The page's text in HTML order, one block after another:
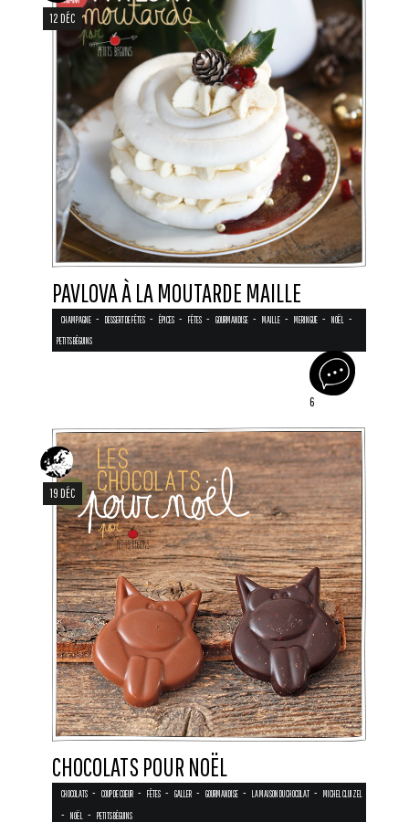
12 DÉC
PAVLOVA À LA MOUTARDE MAILLE
CHAMPAGNE - DESSERT DE FÊTES - ÉPICES - FÊTES - GOURMANDISE - MAILLE - MERINGUE - NOËL -
PETITS BÉGUINS
6
19 DÉC
CHOCOLATS POUR NOËL
CHOCOLATS - COUP DE COEUR - FÊTES - GALLER - GOURMANDISE - LA MAISON DU CHOCOLAT - MICHEL CLUIZEL
- NOËL - PETITS BÉGUINS